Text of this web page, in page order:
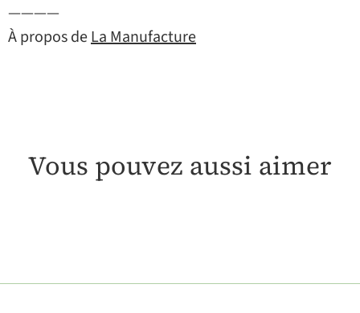
————
À propos deLa Manufacture
Vous pouvez aussi aimer